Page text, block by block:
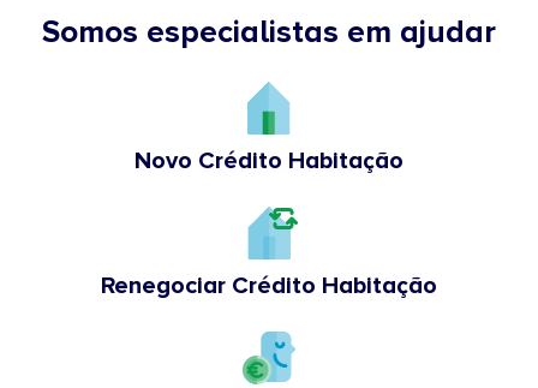
Somos especialistas em ajudar
Novo Crédito Habitação
Renegociar Crédito Habitação